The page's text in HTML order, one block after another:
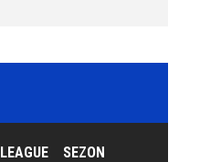
LEAGUE SEZON